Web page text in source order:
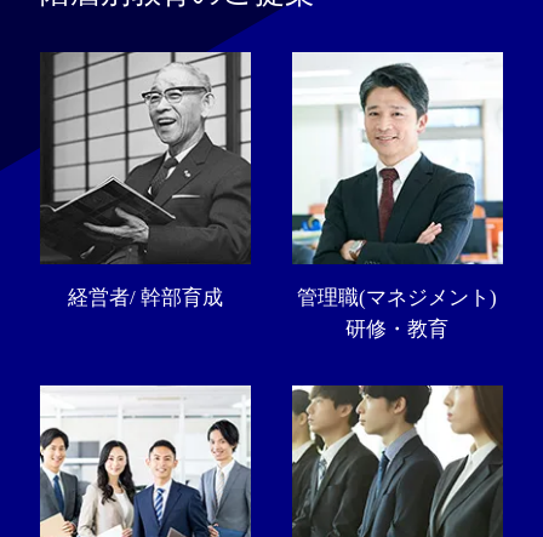
経営者/ 幹部育成
管理職(マネジメント)
研修・教育